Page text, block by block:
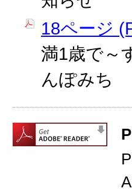
18ページ
満1歳で～
んぽみち